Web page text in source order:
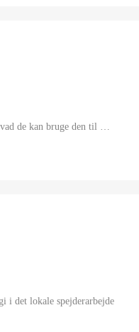
de kan bruge den til …
i det lokale spejderarbejde